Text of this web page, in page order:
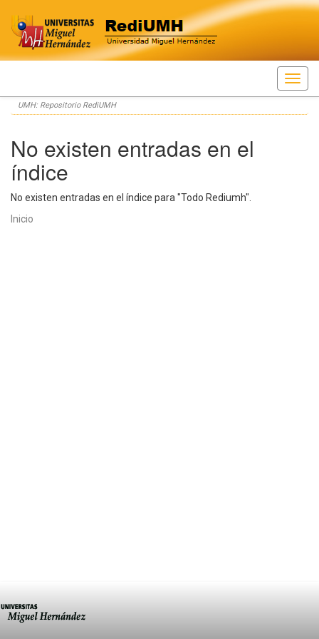
Skip
navigation
UMH: Repositorio RediUMH
No existen entradas en el
índice
No existen entradas en el índice para "Todo Rediumh".
Inicio